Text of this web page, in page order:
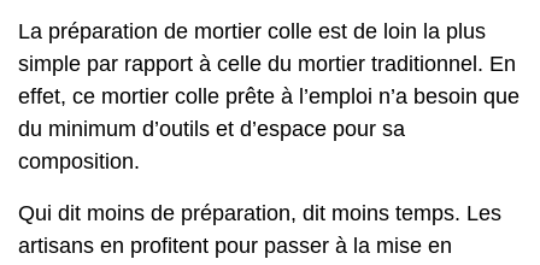
La préparation de mortier colle est de loin la plus
simple par rapport à celle du mortier traditionnel. En
effet, ce mortier colle prête à l’emploi n’a besoin que
du minimum d’outils et d’espace pour sa
composition.
Qui dit moins de préparation, dit moins temps. Les
artisans en profitent pour passer à la mise en